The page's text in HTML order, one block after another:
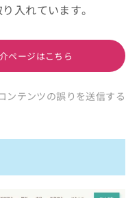
入れています。
ページはこちら
ンテンツの誤りを送信する